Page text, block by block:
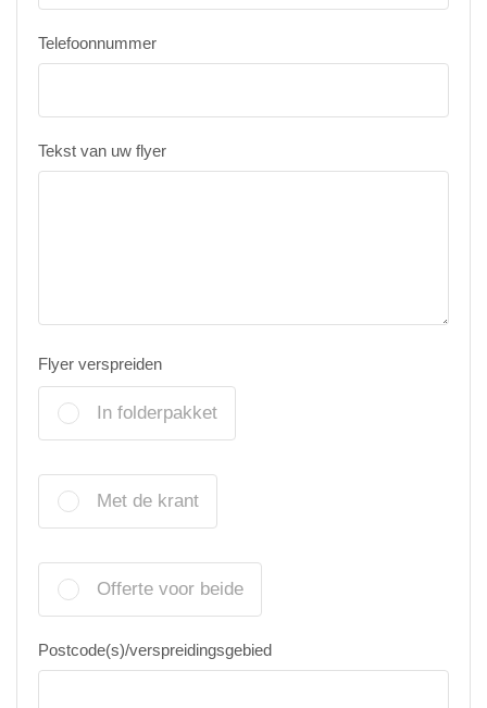
Telefoonnummer
Tekst van uw flyer
Flyer verspreiden
In folderpakket
Met de krant
Offerte voor beide
Postcode(s)/verspreidingsgebied